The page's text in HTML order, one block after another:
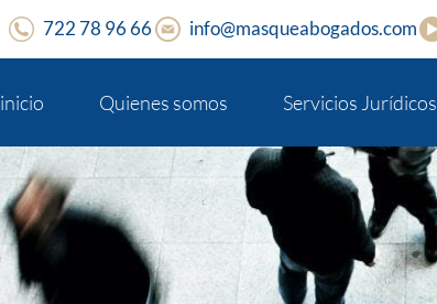
722 78 96 66 info@masqueabogados.com
inicio Quienes somos Servicios Jurídicos